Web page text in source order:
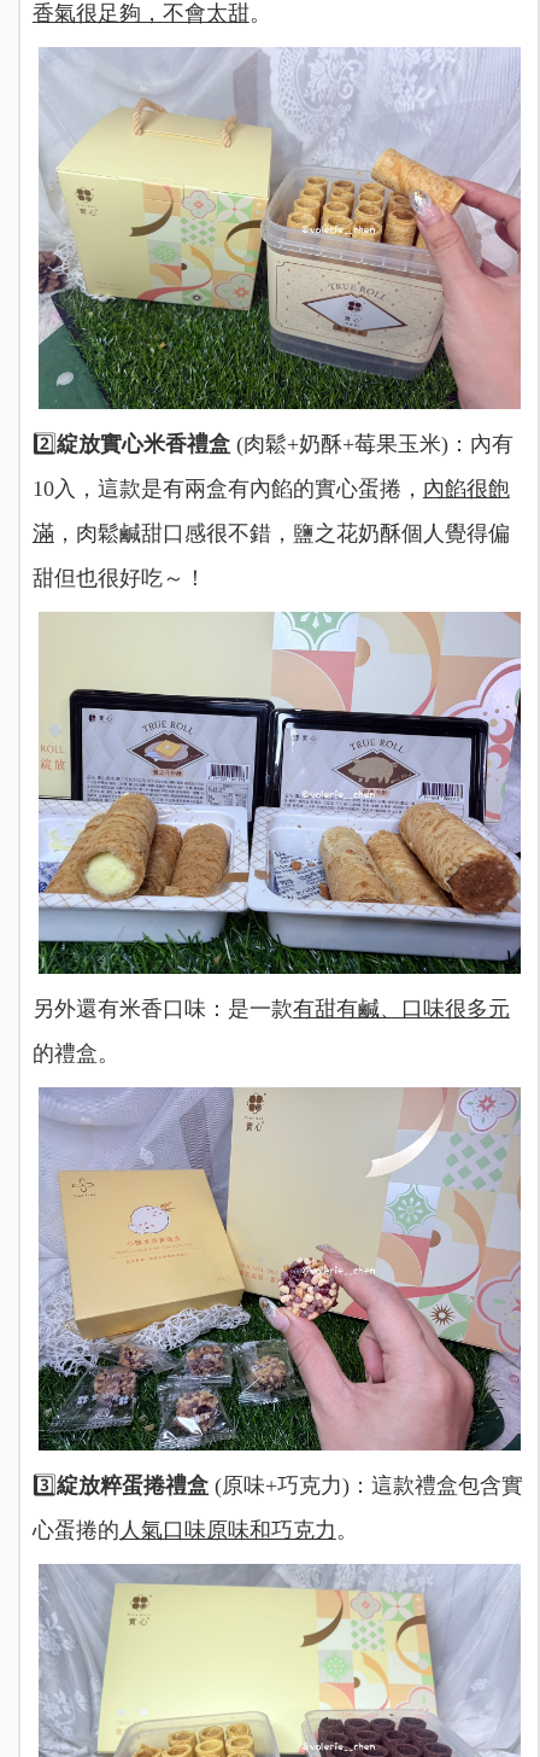
香氣很足夠，不會太甜。
2️⃣ 綻放實心米香禮盒 (肉鬆+奶酥+莓果玉米)：內有
10入，這款是有兩盒有內餡的實心蛋捲， 內餡很飽
滿，肉鬆鹹甜口感很不錯，鹽之花奶酥個人覺得偏
甜但也很好吃～！
另外還有米香口味：是一款有甜有鹹、口味很多元
的禮盒。
3️⃣綻放粹蛋捲禮盒(原味+巧克力)：這款禮盒包含實
心蛋捲的 人氣口味原味和巧克力 。